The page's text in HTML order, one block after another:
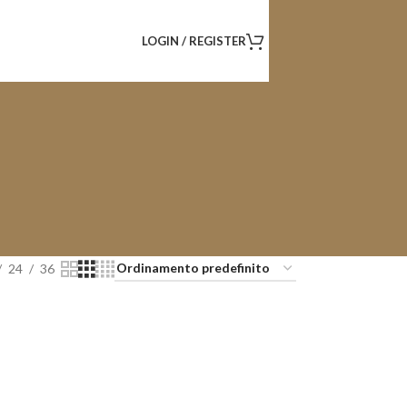
LOGIN / REGISTER
24 36